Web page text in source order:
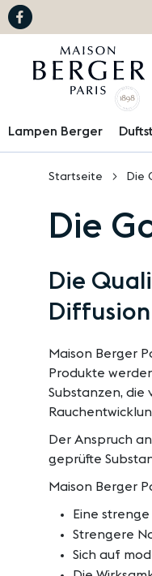
Lampen Berger
Startseite Die
Die
Die
Maison Berger
Produkte
Substanzen, die
Der Anspruch
geprüfte
Maison Berger
Eine
Strengere
Sich auf